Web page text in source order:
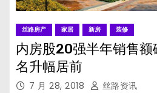
丝路房产 家居 新房 装修
内房股20强半年销售
名升幅居前
7 月 28, 2018 丝路资讯